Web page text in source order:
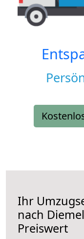
Ihr
nach
Preiswert